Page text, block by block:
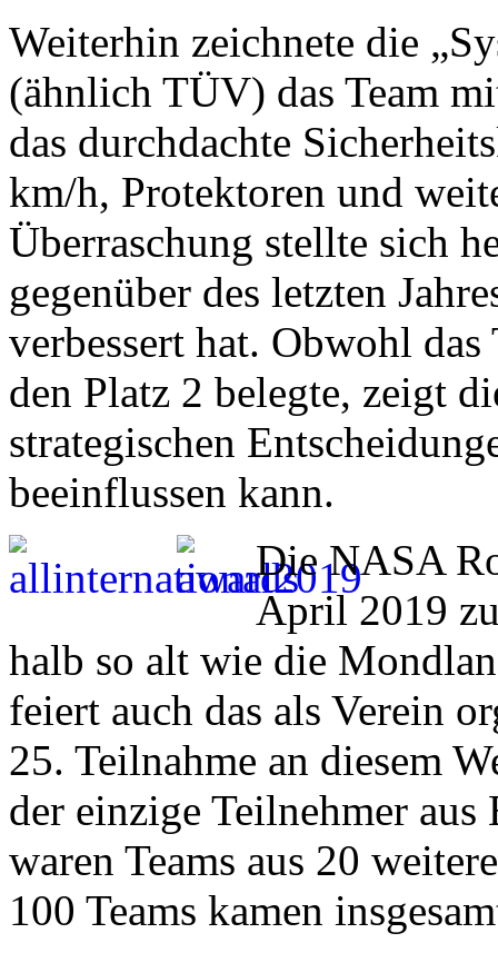
Weiterhin zeichnete die
(ähnlich TÜV) das Team
das durchdachte
km/h, Protektoren und
Überraschung stellte sich
gegenüber des letzten
verbessert hat. Obwohl
den Platz 2 belegte, zeigt
strategischen
beeinflussen kann.
Die NASA
April 2019
halb so alt wie die
feiert auch das als Verein
25. Teilnahme an diesem
der einzige Teilnehmer aus
waren Teams aus 20
100 Teams kamen